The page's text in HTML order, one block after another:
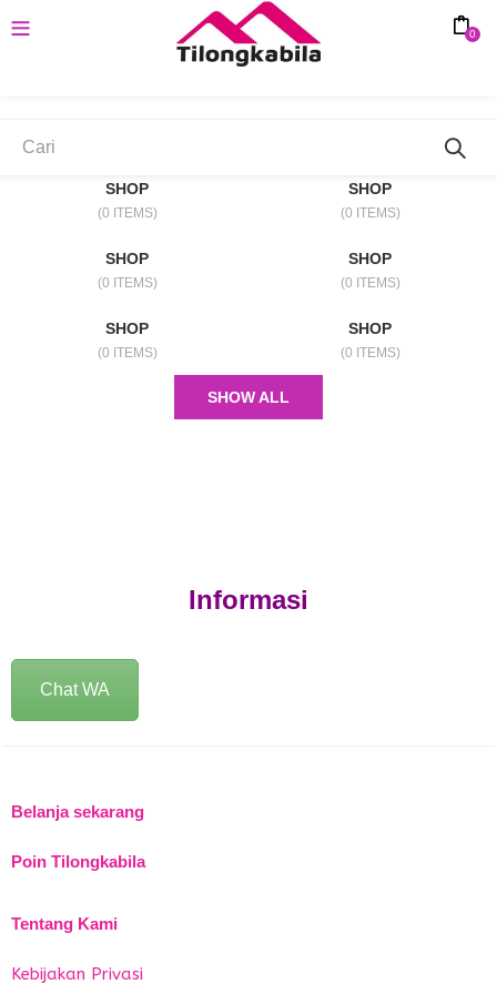
0
SHOP
(0 ITEMS)
SHOP
(0 ITEMS)
SHOP
(0 ITEMS)
SHOP
(0 ITEMS)
SHOP
(0 ITEMS)
SHOP
(0 ITEMS)
SHOW ALL
Informasi
Chat WA
Belanja sekarang
Poin Tilongkabila
Tentang Kami
Kebijakan Privasi